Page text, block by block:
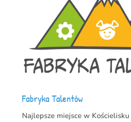
Fabryka Talentów
Najlepsze miejsce w